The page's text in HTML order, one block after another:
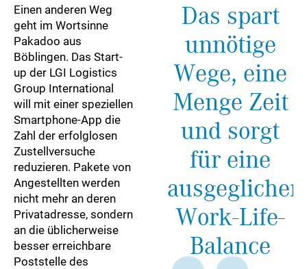
Das spart
unnötige
Wege, eine
Menge Zeit
und sorgt
für eine
Work-Life-
Balance
Einen anderen Weg
geht im Wortsinne
Pakadoo aus
Böblingen. Das Start-
up der LGI Logistics
Group International
will mit einer speziellen
Smartphone-App die
Zahl der erfolglosen
Zustellversuche
reduzieren. Pakete von
Angestellten werden
nicht mehr an deren
Privatadresse, sondern
an die üblicherweise
besser erreichbare
Poststelle des